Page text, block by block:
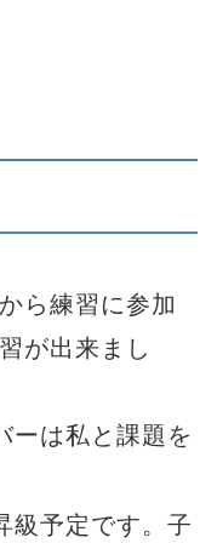
ら練習に参加
が出来まし
ーは私と課題を
級予定です。子